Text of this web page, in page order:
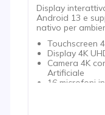
Display
Android 13 e
nativo per
Touchscreen
Display 4K
Camera 4K
Artificiale
16 microfoni